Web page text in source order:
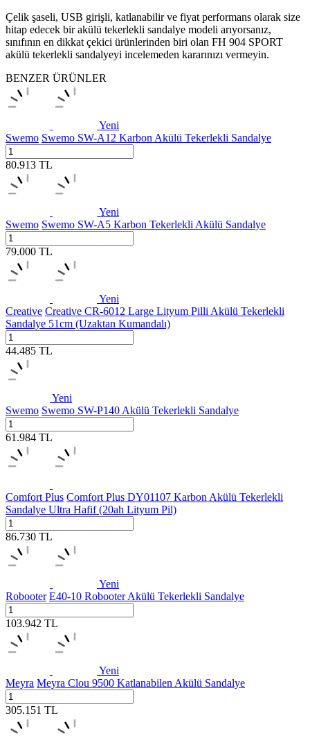
Çelik şaseli, USB girişli, katlanabilir ve fiyat performans olarak size
hitap edecek bir akülü tekerlekli sandalye modeli arıyorsanız,
sınıfının en dikkat çekici ürünlerinden biri olan FH 904 SPORT
akülü tekerlekli sandalyeyi incelemeden kararınızı vermeyin.
BENZER ÜRÜNLER
Yeni
Swemo Swemo SW-A12 Karbon Akülü Tekerlekli Sandalye
80.913 TL
Yeni
Swemo Swemo SW-A5 Karbon Tekerlekli Akülü Sandalye
79.000 TL
Yeni
Creative Creative CR-6012 Large Lityum Pilli Akülü Tekerlekli
Sandalye 51cm (Uzaktan Kumandalı)
44.485 TL
Yeni
Swemo Swemo SW-P140 Akülü Tekerlekli Sandalye
61.984 TL
Comfort Plus Comfort Plus DY01107 Karbon Akülü Tekerlekli
Sandalye Ultra Hafif (20ah Lityum Pil)
86.730 TL
Yeni
Robooter E40-10 Robooter Akülü Tekerlekli Sandalye
103.942 TL
Yeni
Meyra Meyra Clou 9500 Katlanabilen Akülü Sandalye
305.151 TL